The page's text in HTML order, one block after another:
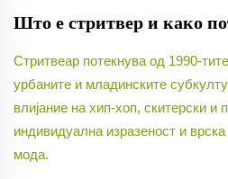
Што е стритвер и како
Стритвеар потекнува од 1990-
урбаните и младинските
влијание на хип-хоп, скитерски и
индивидуална изразеност и
мода.